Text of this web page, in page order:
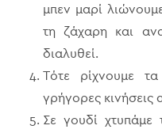
μπεν μαρί
τη ζάχαρη και
διαλυθεί.
Τότε ρίχνουμε
γρήγορες κινήσεις
Σε γουδί χτυπάμε